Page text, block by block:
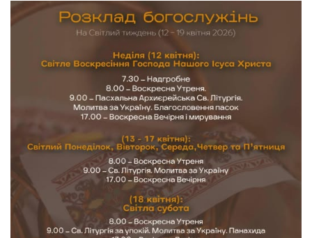
Св. Миколая (с. Деменки)
Успіння Пресвятої Богородиці (м. Кременчук)
Успіння Пресвятої Богородиці (м. Лубни)
Парохії Сумської області
Введення в храм Богородиці (м. Суми)
Матері Божої Неустанної Помочі (м. Охтирка)
Монастирі
Свято-Покровський монастир оо Василіян
Свято-Івано-Павлівський монастир сестер Згромадження
Св. Йосифа ОПДМ
Монастир сестер милосердя Св. Вінкентія. Дім Милосердя